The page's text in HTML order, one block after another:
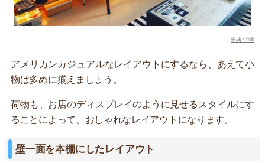
出典：folk
アメリカンカジュアルなレイアウトにするなら、あえて小
物は多めに揃えましょう。
荷物も、お店のディスプレイのように見せるスタイルにす
ることによって、おしゃれなレイアウトになります。
壁一面を本棚にしたレイアウト